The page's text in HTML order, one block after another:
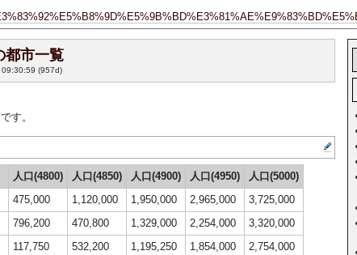
都市一覧
09:30:59 (957d)
す。
人口(4800) 人口(4850) 人口(4900) 人口(4950)
人口(5000)
475,000 1,120,000 1,950,000 2,965,000
3,725,000
796,200 470,800 1,329,000 2,254,000
3,320,000
117,750 532,200 1,195,250 1,854,000
2,754,000